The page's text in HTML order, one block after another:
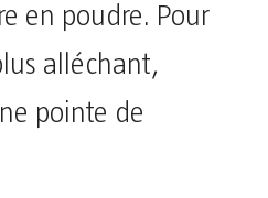
en poudre. Pour
alléchant,
pointe de